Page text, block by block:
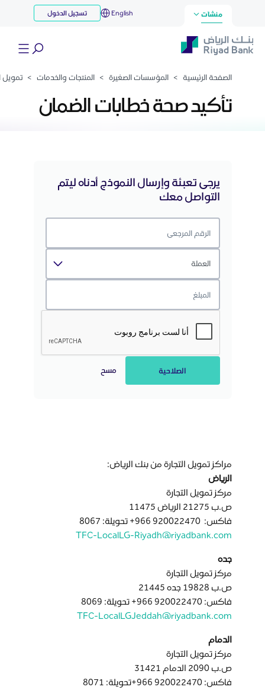
تخطي إلى المحتوى الرئيسي
من خطاب الضمانمنشآت English تسجيل الدخول
الصفحة الرئيسية > المؤسسات الصغيرة > المنتجات والخدمات > تمويل
تأكيد صحة خطابات الضمان
يرجى تعبئة وإرسال النموذج أدناه ليتم
التواصل معك
الصلاحية مسح
مراكز تمويل التجارة من بنك الرياض:
الرياض
مركز تمويل التجارة
ص.ب 21275 الرياض 11475
فاكس: 920022470 966+ تحويلة: 8067
TFC-LocalLG-Riyadh@riyadbank.com
جده
مركز تمويل التجارة
ص.ب 19828 جده 21445
فاكس: 920022470 966+ تحويلة: 8069
TFC-LocalLGJeddah@riyadbank.com
الدمام
مركز تمويل التجارة
ص.ب 2090 الدمام 31421
فاكس: 920022470 966+تحويلة: 8071